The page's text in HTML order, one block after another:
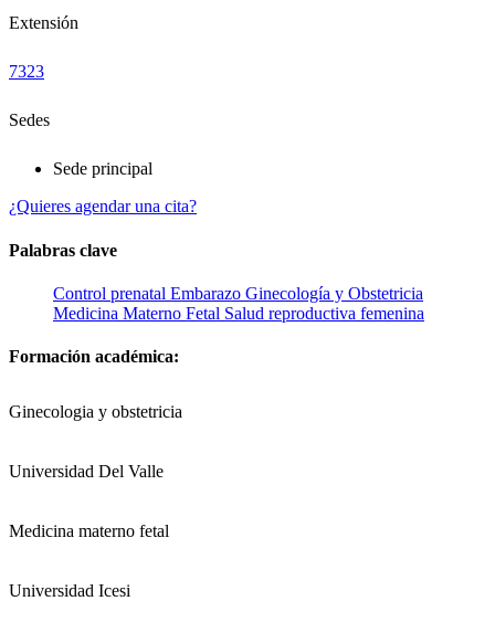
Extensión
7323
Sedes
Sede principal
¿Quieres agendar una cita?
Palabras clave
Control prenatal Embarazo Ginecología y Obstetricia
Medicina Materno Fetal Salud reproductiva femenina
Formación académica:
Ginecologia y obstetricia
Universidad Del Valle
Medicina materno fetal
Universidad Icesi